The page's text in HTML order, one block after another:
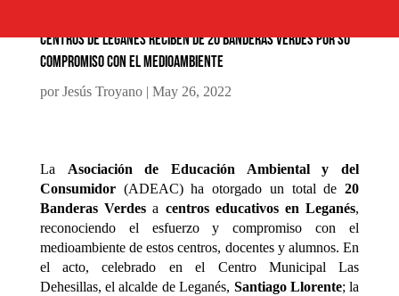
Centros de Leganés reciben de 20 Banderas Verdes por su
compromiso con el medioambiente
porJesús Troyano| May 26, 2022
La Asociación de Educación Ambiental y del
Consumidor(ADEAC) ha otorgado un total de20
Banderas Verdes a centros educativos en Leganés,
reconociendo el esfuerzo y compromiso con el
medioambiente de estos centros, docentes y alumnos. En
el acto, celebrado en el Centro Municipal Las
Dehesillas, el alcalde de Leganés, Santiago Llorente; la